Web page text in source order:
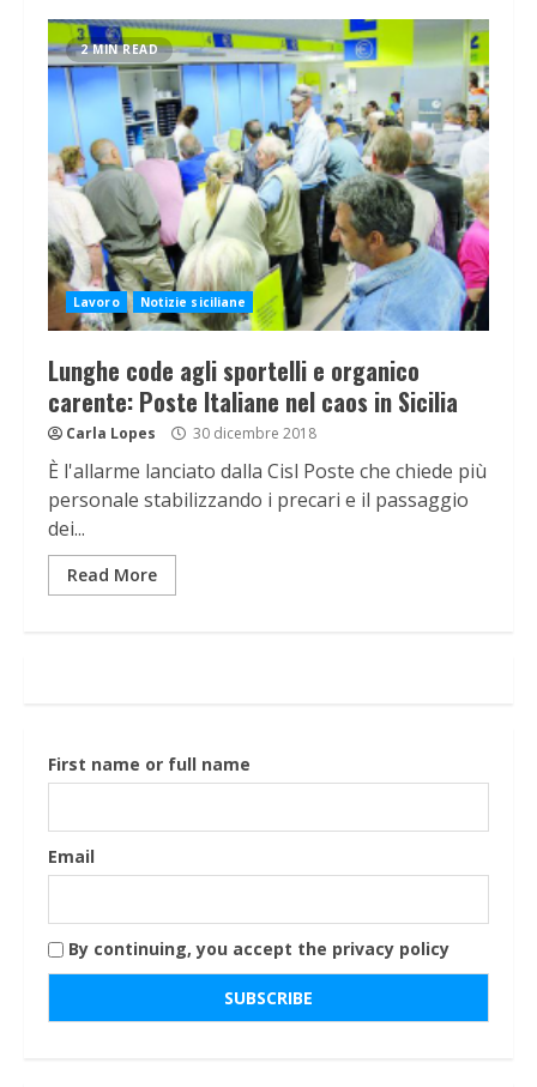
2 MIN READ
Lavoro Notizie siciliane
Lunghe code agli sportelli e organico
carente: Poste Italiane nel caos in Sicilia
Carla Lopes 30 dicembre 2018
È l'allarme lanciato dalla Cisl Poste che chiede più
personale stabilizzando i precari e il passaggio
dei...
Read More
First name or full name
Email
By continuing, you accept the privacy policy